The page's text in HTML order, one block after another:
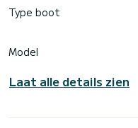
Type boot
Model
Laat alle details zien